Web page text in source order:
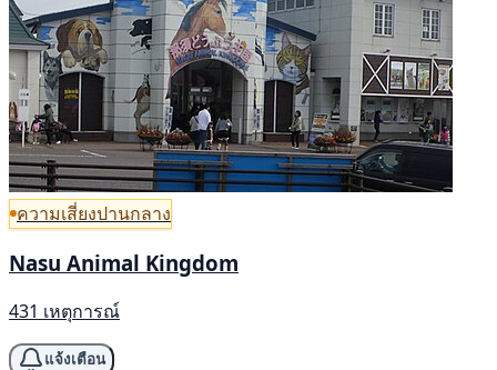
ความเสี่ยงปานกลาง
Nasu Animal Kingdom
431 เหตุการณ์
แจ้งเตือน